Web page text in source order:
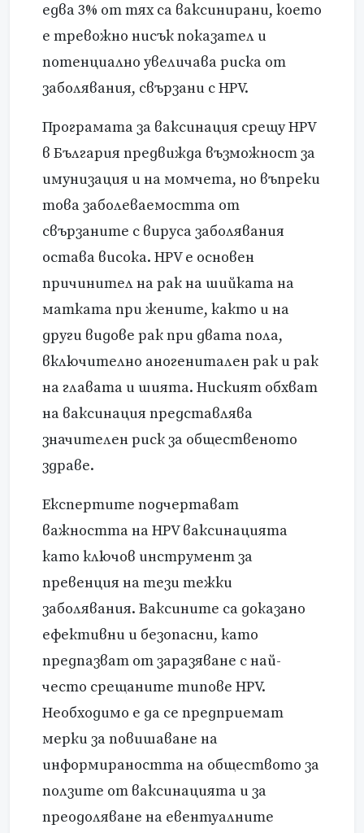
едва 3% от тях са ваксинирани, което
е тревожно нисък показател и
потенциално увеличава риска от
заболявания, свързани с HPV.
Програмата за ваксинация срещу HPV
в България предвижда възможност за
имунизация и на момчета, но въпреки
това заболеваемостта от
свързаните с вируса заболявания
остава висока. HPV е основен
причинител на рак на шийката на
матката при жените, както и на
други видове рак при двата пола,
включително аногенитален рак и рак
на главата и шията. Ниският обхват
на ваксинация представлява
значителен риск за общественото
здраве.
Експертите подчертават
важността на HPV ваксинацията
като ключов инструмент за
превенция на тези тежки
заболявания. Ваксините са доказано
ефективни и безопасни, като
предпазват от заразяване с най-
често срещаните типове HPV.
Необходимо е да се предприемат
мерки за повишаване на
информираността на обществото за
ползите от ваксинацията и за
преодоляване на евентуалните